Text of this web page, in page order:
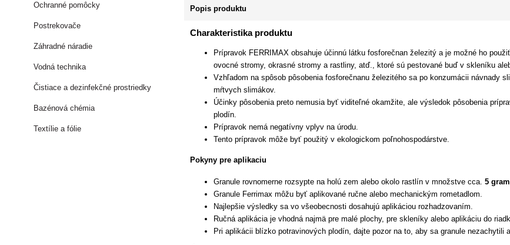
Ochranné pomôcky
Postrekovače
Záhradné náradie
Vodná technika
Čistiace a dezinfekčné prostriedky
Bazénová chémia
Textílie a fólie
Popis produktu
Charakteristika produktu
Prípravok FERRIMAX obsahuje účinnú látku fosforečnan železitý a je možné ho
ovocné stromy, okrasné stromy a rastliny, atď., ktoré sú pestované buď v skleníku
Vzhľadom na spôsob pôsobenia fosforečnanu železitého sa po konzumácii
mŕtvych slimákov.
Účinky pôsobenia preto nemusia byť viditeľné okamžite, ale výsledok pôsobenia
plodín.
Prípravok nemá negatívny vplyv na úrodu.
Tento prípravok môže byť použitý v ekologickom poľnohospodárstve.
Pokyny pre aplikaciu
Granule rovnomerne rozsypte na holú zem alebo okolo rastlín v množstve cca.5
Granule Ferrimax môžu byť aplikované ručne alebo mechanickým rometadlom.
Najlepšie výsledky sa vo všeobecnosti dosahujú aplikáciou rozhadzovaním.
Ručná aplikácia je vhodná najmä pre malé plochy, pre skleníky alebo aplikáciu do
Pri aplikácii blízko potravinových plodín, dajte pozor na to, aby sa granule nezachytili